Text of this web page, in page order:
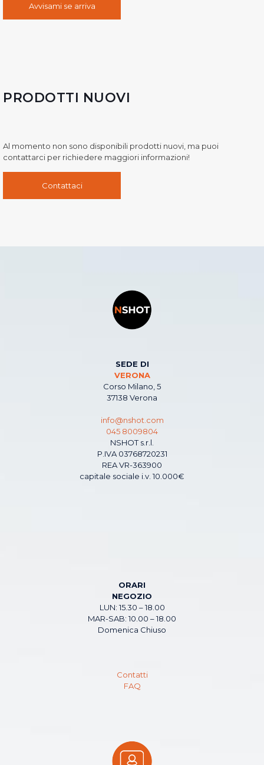
Avvisami se arriva
PRODOTTI NUOVI
Al momento non sono disponibili prodotti nuovi, ma puoi
contattarci per richiedere maggiori informazioni!
Contattaci
SEDE DI
VERONA
Corso Milano, 5
37138 Verona
info@nshot.com
045 8009804
NSHOT s.r.l.
P.IVA 03768720231
REA VR-363900
capitale sociale i.v. 10.000€
ORARI
NEGOZIO
LUN: 15.30 – 18.00
MAR-SAB: 10.00 – 18.00
Domenica Chiuso
Contatti
FAQ